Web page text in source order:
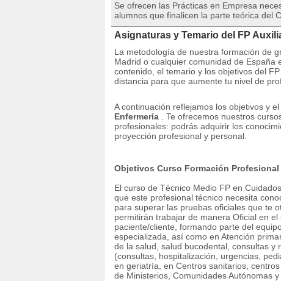
Se ofrecen las Prácticas en Empresa
alumnos que finalicen la parte teórica del
Asignaturas y Temario del FP
La metodología de nuestra formación de
Madrid o cualquier comunidad de España
contenido, el temario y los objetivos del
distancia para que aumente tu nivel de
A continuación reflejamos los objetivos y
Enfermería
Te ofrecemos nuestros
profesionales: podrás adquirir los
proyección profesional y personal.
Objetivos Curso Formación
El curso de Técnico Medio FP en
que este profesional técnico necesita
para superar las pruebas oficiales que te
permitirán trabajar de manera Oficial en
paciente/cliente, formando parte del
especializada, así como en Atención
de la salud, salud bucodental, consultas
(consultas, hospitalización, urgencias,
en geriatría, en Centros sanitarios,
de Ministerios, Comunidades Autónomas y